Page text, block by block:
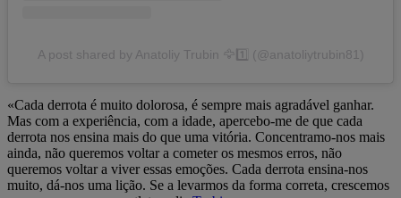
A post shared by Anatoliy Trubin 🦅1️⃣ (@anatoliytrubin81)
«Cada derrota é muito dolorosa, é sempre mais agradável ganhar.
Mas com a experiência, com a idade, apercebo-me de que cada
derrota nos ensina mais do que uma vitória. Concentramo-nos mais
ainda, não queremos voltar a cometer os mesmos erros, não
queremos voltar a viver essas emoções. Cada derrota ensina-nos
muito, dá-nos uma lição. Se a levarmos da forma correta, crescemos